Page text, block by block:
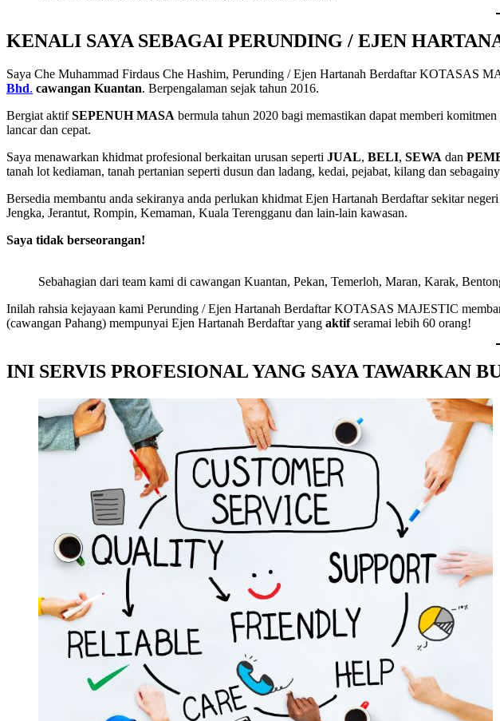
KENALI SAYA SEBAGAI PERUNDING / EJEN
Saya Che Muhammad Firdaus Che Hashim, Perunding / Ejen Hartanah Berdaftar KOTASAS
Bhd. cawangan Kuantan. Berpengalaman sejak tahun 2016.
Bergiat aktifSEPENUH MASA bermula tahun 2020 bagi memastikan dapat memberi
lancar dan cepat.
Saya menawarkan khidmat profesional berkaitan urusan seperti JUAL, BELI, SEWA dan
tanah lot kediaman, tanah pertanian seperti dusun dan ladang, kedai, pejabat, kilang dan
Bersedia membantu anda sekiranya anda perlukan khidmat Ejen Hartanah Berdaftar sekitar
Jengka, Jerantut, Rompin, Kemaman, Kuala Terengganu dan lain-lain kawasan.
Saya tidak berseorangan!
Sebahagian dari team kami di cawangan Kuantan, Pekan, Temerloh, Maran, Karak,
Inilah rahsia kejayaan kami Perunding / Ejen Hartanah Berdaftar KOTASAS MAJESTIC
(cawangan Pahang) mempunyai Ejen Hartanah Berdaftar yang aktifseramai lebih 60 orang!
INI SERVIS PROFESIONAL YANG SAYA TAWARKAN